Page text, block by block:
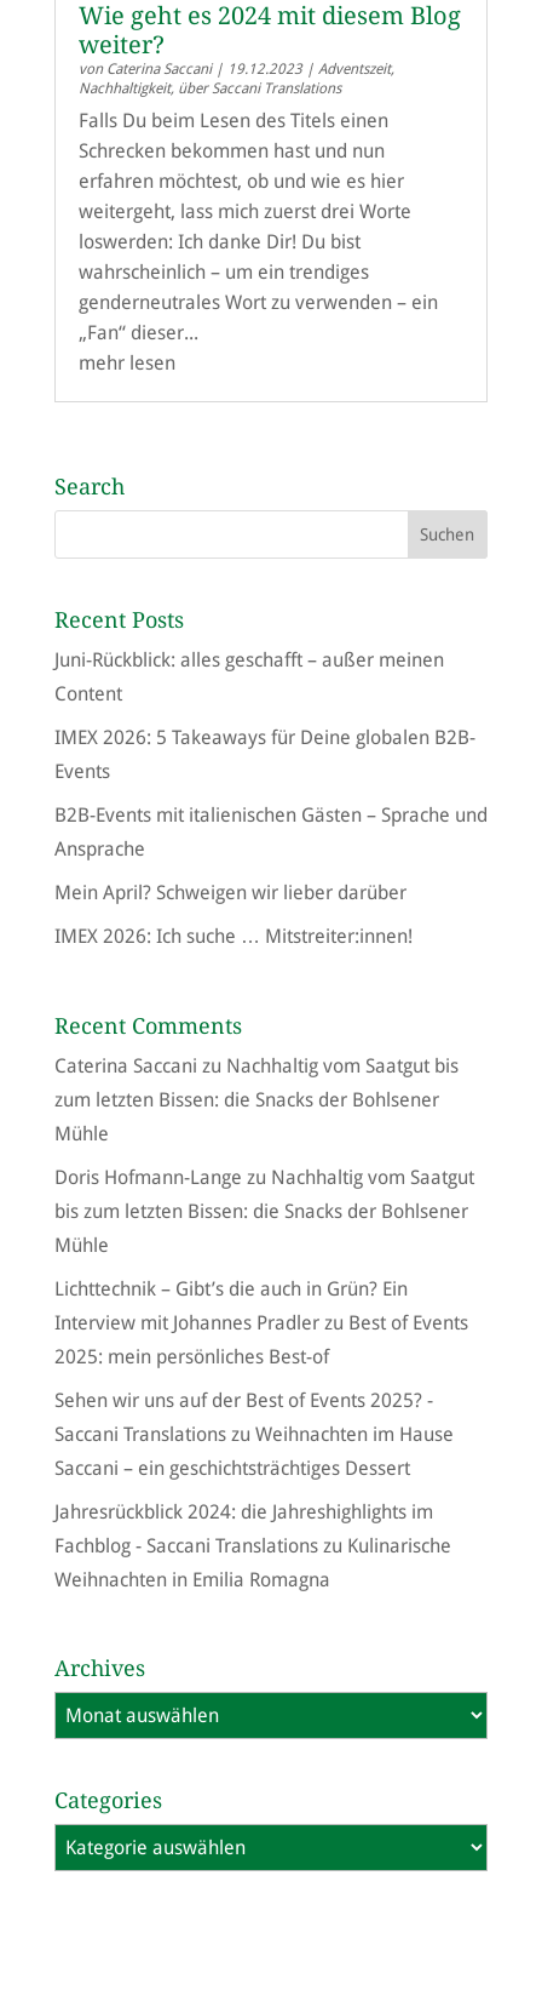
Wie geht es 2024 mit diesem Blog
weiter?
von Caterina Saccani| 19.12.2023| Adventszeit,
Nachhaltigkeit, über Saccani Translations
Falls Du beim Lesen des Titels einen
Schrecken bekommen hast und nun
erfahren möchtest, ob und wie es hier
weitergeht, lass mich zuerst drei Worte
loswerden: Ich danke Dir! Du bist
wahrscheinlich – um ein trendiges
genderneutrales Wort zu verwenden – ein
„Fan“ dieser...
mehr lesen
Search
Recent Posts
Juni-Rückblick: alles geschafft – außer meinen
Content
IMEX 2026: 5 Takeaways für Deine globalen B2B-
Events
B2B-Events mit italienischen Gästen – Sprache und
Ansprache
Mein April? Schweigen wir lieber darüber
IMEX 2026: Ich suche … Mitstreiter:innen!
Recent Comments
Caterina Saccani zu Nachhaltig vom Saatgut bis
zum letzten Bissen: die Snacks der Bohlsener
Mühle
Doris Hofmann-Lange zu Nachhaltig vom Saatgut
bis zum letzten Bissen: die Snacks der Bohlsener
Mühle
Lichttechnik – Gibt’s die auch in Grün? Ein
Interview mit Johannes Pradlerzu Best of Events
2025: mein persönliches Best-of
Sehen wir uns auf der Best of Events 2025? -
Saccani Translationszu Weihnachten im Hause
Saccani – ein geschichtsträchtiges Dessert
Jahresrückblick 2024: die Jahreshighlights im
Fachblog - Saccani Translationszu Kulinarische
Weihnachten in Emilia Romagna
Archives
Archives
Categories
Categories